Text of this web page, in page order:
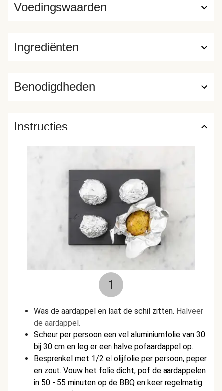
Ingrediënten
Voedingswaarden
Benodigdheden
Instructies
1
Was de aardappel en laat de schil zitten. Halveer
de aardappel.
Scheur per persoon een vel aluminiumfolie van 30
bij 30 cm en leg er een halve pofaardappel op.
Besprenkel met 1/2 el olijfolie per persoon, peper
en zout. Vouw het folie dicht, pof de aardappelen
in 50 - 55 minuten op de BBQ en keer regelmatig